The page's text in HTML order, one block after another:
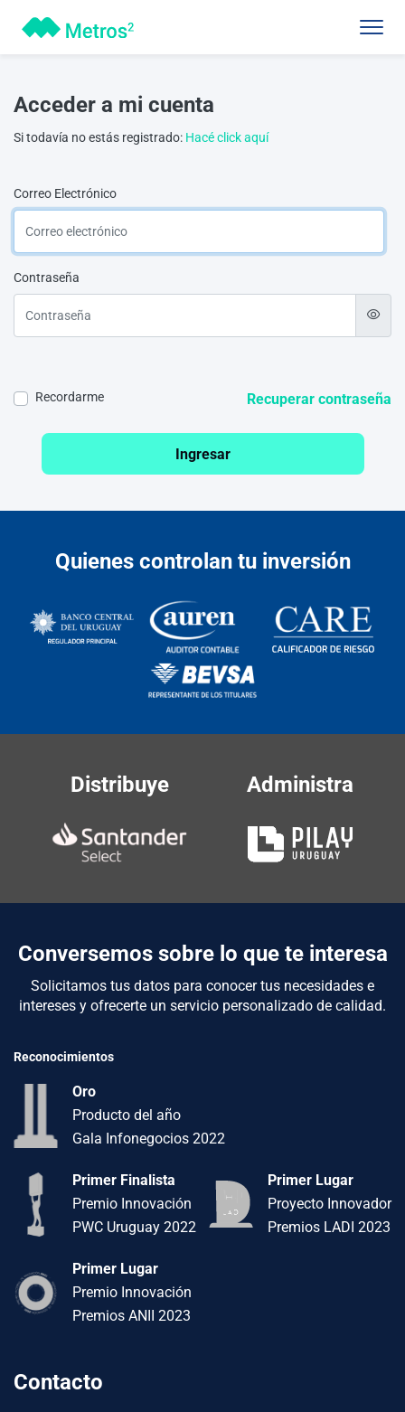
Acceder a mi cuenta
Si todavía no estás registrado: Hacé click aquí
Correo Electrónico
Contraseña
Recordarme Recuperar contraseña
Ingresar
Quienes controlan tu inversión
Distribuye Administra
Conversemos sobre lo que te interesa
Solicitamos tus datos para conocer tus necesidades e
intereses y ofrecerte un servicio personalizado de calidad.
Reconocimientos
Oro
Producto del año
Gala Infonegocios 2022
Primer Finalista
Premio Innovación
PWC Uruguay 2022
Primer Lugar
Proyecto Innovador
Premios LADI 2023
Primer Lugar
Premio Innovación
Premios ANII 2023
Contacto